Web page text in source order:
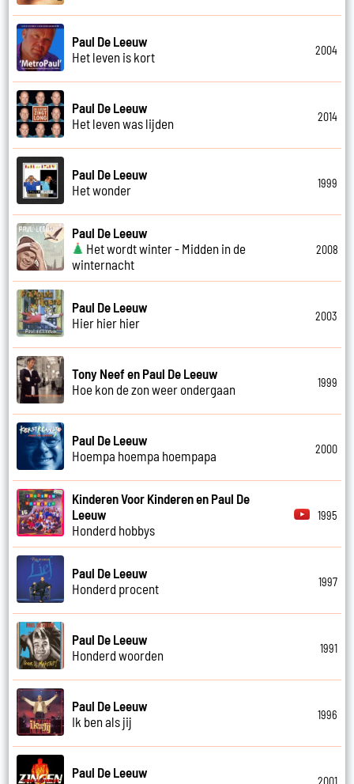
Paul De Leeuw
Het leven is kort
2004
Paul De Leeuw
Het leven was lijden
2014
Paul De Leeuw
Het wonder
1999
Paul De Leeuw
Het wordt winter - Midden in de
winternacht
2008
Paul De Leeuw
Hier hier hier
2003
Tony Neef en Paul De Leeuw
Hoe kon de zon weer ondergaan
1999
Paul De Leeuw
Hoempa hoempa hoempapa
2000
Kinderen Voor Kinderen en Paul De
Leeuw
Honderd hobbys
1995
Paul De Leeuw
Honderd procent
1997
Paul De Leeuw
Honderd woorden
1991
Paul De Leeuw
Ik ben als jij
1996
Paul De Leeuw
2001